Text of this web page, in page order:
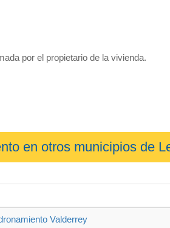
por el propietario de la vivienda.
en otros municipios de
Valderrey